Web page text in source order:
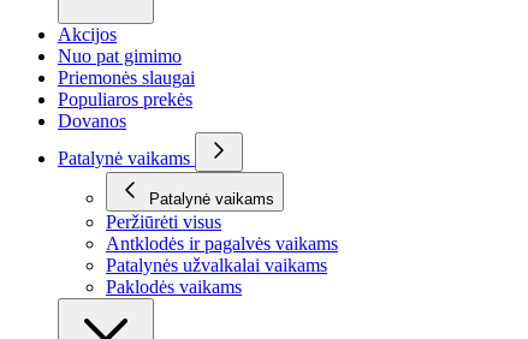
Akcijos
Nuo pat gimimo
Priemonės slaugai
Populiaros prekės
Dovanos
Patalynė vaikams
Patalynė vaikams
Peržiūrėti visus
Antklodės ir pagalvės vaikams
Patalynės užvalkalai vaikams
Paklodės vaikams